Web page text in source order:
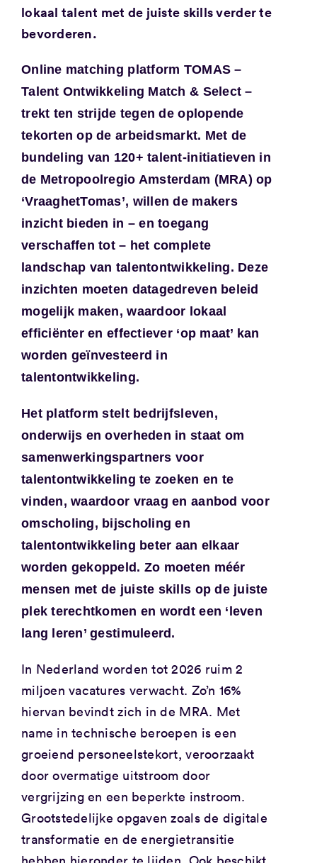
lokaal talent met de juiste skills verder te
bevorderen.
Online matching platform TOMAS –
Talent Ontwikkeling Match & Select –
trekt ten strijde tegen de oplopende
tekorten op de arbeidsmarkt. Met de
bundeling van 120+ talent-initiatieven in
de Metropoolregio Amsterdam (MRA) op
‘VraaghetTomas’, willen de makers
inzicht bieden in – en toegang
verschaffen tot – het complete
landschap van talentontwikkeling. Deze
inzichten moeten datagedreven beleid
mogelijk maken, waardoor lokaal
efficiënter en effectiever ‘op maat’ kan
worden geïnvesteerd in
talentontwikkeling.
Het platform stelt bedrijfsleven,
onderwijs en overheden in staat om
samenwerkingspartners voor
talentontwikkeling te zoeken en te
vinden, waardoor vraag en aanbod voor
omscholing, bijscholing en
talentontwikkeling beter aan elkaar
worden gekoppeld. Zo moeten méér
mensen met de juiste skills op de juiste
plek terechtkomen en wordt een ‘leven
lang leren’ gestimuleerd.
In Nederland worden tot 2026 ruim 2
miljoen vacatures verwacht. Zo’n 16%
hiervan bevindt zich in de MRA. Met
name in technische beroepen is een
groeiend personeelstekort, veroorzaakt
door overmatige uitstroom door
vergrijzing en een beperkte instroom.
Grootstedelijke opgaven zoals de digitale
transformatie en de energietransitie